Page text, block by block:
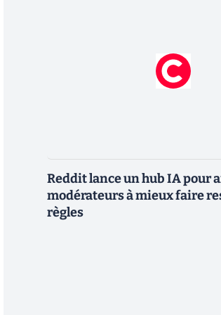
Reddit lance un hub IA pour
modérateurs à mieux faire
règles